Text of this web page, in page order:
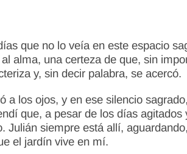
que no lo veía en este espacio
alma, una certeza de que, sin
y, sin decir palabra, se acercó.
a los ojos, y en ese silencio
que, a pesar de los días
Julián siempre está allí,
el jardín vive en mí.